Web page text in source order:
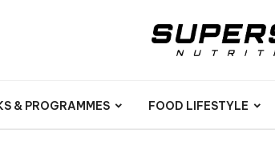
& PROGRAMMES FOOD LIFESTYLE